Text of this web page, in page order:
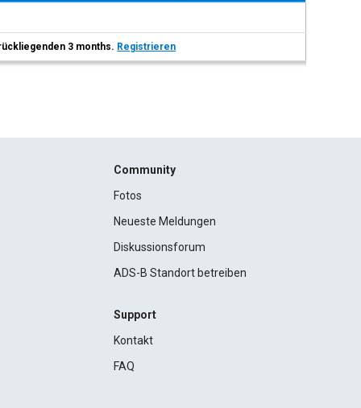
3 months. Registrieren
Community
Fotos
Neueste Meldungen
Diskussionsforum
ADS-B Standort betreiben
Support
Kontakt
FAQ